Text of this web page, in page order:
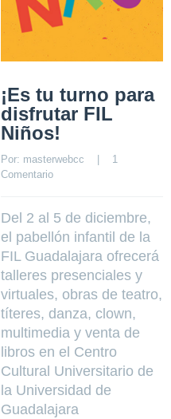
¡Es tu turno para
disfrutar FIL
Niños!
Por: masterwebcc
1
Comentario
Del 2 al 5 de diciembre,
el pabellón infantil de la
FIL Guadalajara ofrecerá
talleres presenciales y
virtuales, obras de teatro,
títeres, danza, clown,
multimedia y venta de
libros en el Centro
Cultural Universitario de
la Universidad de
Guadalajara